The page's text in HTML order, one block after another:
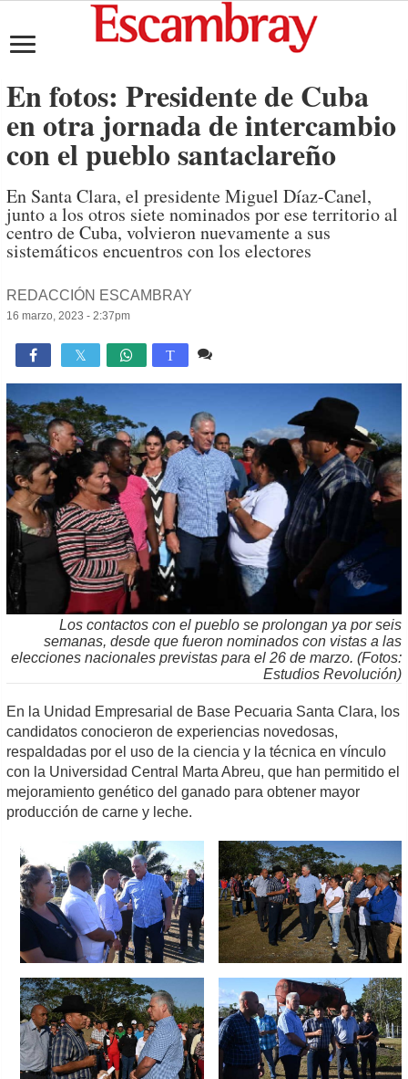
En fotos: Presidente de Cuba
en otra jornada de intercambio
con el pueblo santaclareño
En Santa Clara, el presidente Miguel Díaz-Canel,
junto a los otros siete nominados por ese territorio al
centro de Cuba, volvieron nuevamente a sus
sistemáticos encuentros con los electores
REDACCIÓN ESCAMBRAY
16 marzo, 2023 - 2:37pm
 T
Los contactos con el pueblo se prolongan ya por seis
semanas, desde que fueron nominados con vistas a las
elecciones nacionales previstas para el 26 de marzo. (Fotos:
Estudios Revolución)
En la Unidad Empresarial de Base Pecuaria Santa Clara, los
candidatos conocieron de experiencias novedosas,
respaldadas por el uso de la ciencia y la técnica en vínculo
con la Universidad Central Marta Abreu, que han permitido el
mejoramiento genético del ganado para obtener mayor
producción de carne y leche.